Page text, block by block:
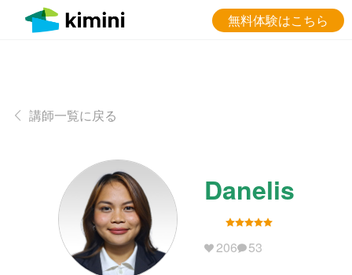
無料体験はこちら
講師一覧に戻る
Danelis
206 53